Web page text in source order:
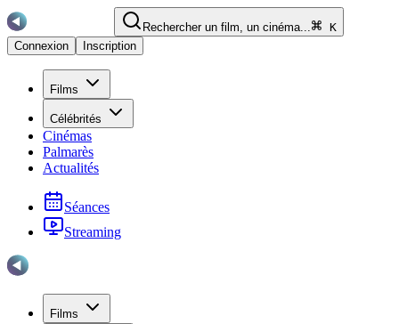
Rechercher un film, un cinéma...
K
Connexion
Inscription
Films
Célébrités
Cinémas
Palmarès
Actualités
Séances
Streaming
Films